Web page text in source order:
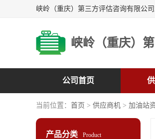
峡岭（重庆）
公司首页
当前位置： 首页 > 供应商机 > 加油站
产品分类 Product